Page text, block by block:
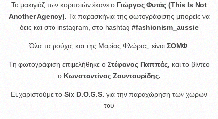
Το μακιγιάζ των κοριτσιών έκανε ο Γιώργος Φυτάς (This Is Not
Another Agency). Τα παρασκήνια της φωτογράφισης μπορείς να
δεις και στο instagram, στο hashtag #fashionism_aussie
Όλα τα ρούχα, και της Μαρίας Φλώρας, είναι ΣΟΜΦ.
Τη φωτογράφιση επιμελήθηκε ο Στέφανος Παππάς, και το βίντεο
ο Κωνσταντίνος Ζουντουρίδης.
Ευχαριστούμε το Six D.O.G.S. για την παραχώρηση των χώρων
του